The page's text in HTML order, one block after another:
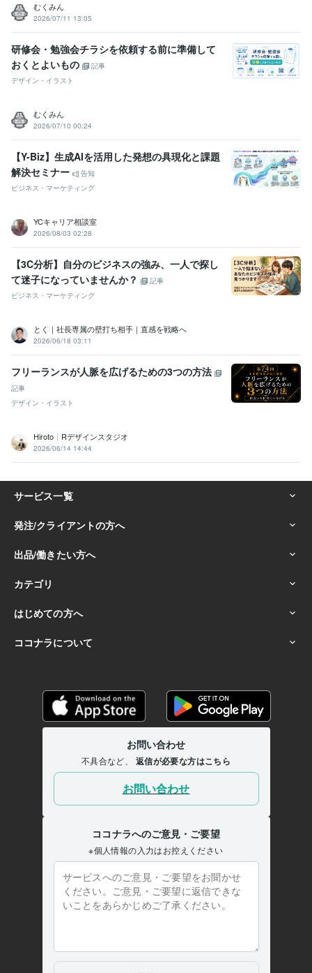
むくみん
2026/07/11 13:05
研修会・勉強会チラシを依頼する前に準備して
おくとよいもの
記事
デザイン・イラスト
むくみん
2026/07/10 00:24
【Y-Biz】生成AIを活用した発想の具現化と課題
解決セミナー
告知
ビジネス・マーケティング
YCキャリア相談室
2026/08/03 02:28
【3C分析】自分のビジネスの強み、一人で探し
て迷子になっていませんか？
記事
ビジネス・マーケティング
とく｜社長専属の壁打ち相手｜直感を戦略へ
2026/06/18 03:11
フリーランスが人脈を広げるための3つの方法
記事
デザイン・イラスト
Hiroto┊Rデザインスタジオ
2026/06/14 14:44